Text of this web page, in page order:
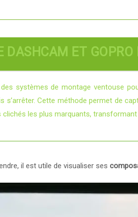
DASHCAM ET
systèmes de montage ventouse
Cette méthode permet de
les plus marquants,
il est utile de visualiser ses